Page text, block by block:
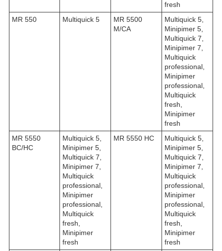
fresh
MR 550
Multiquick 5
MR 5500
M/CA
Multiquick 5,
Minipimer 5,
Multiquick 7,
Minipimer 7,
Multiquick
professional,
Minipimer
professional,
Multiquick
fresh,
Minipimer
fresh
MR 5550
BC/HC
Multiquick 5,
Minipimer 5,
Multiquick 7,
Minipimer 7,
Multiquick
professional,
Minipimer
professional,
Multiquick
fresh,
Minipimer
fresh
MR 5550 HC
Multiquick 5,
Minipimer 5,
Multiquick 7,
Minipimer 7,
Multiquick
professional,
Minipimer
professional,
Multiquick
fresh,
Minipimer
fresh